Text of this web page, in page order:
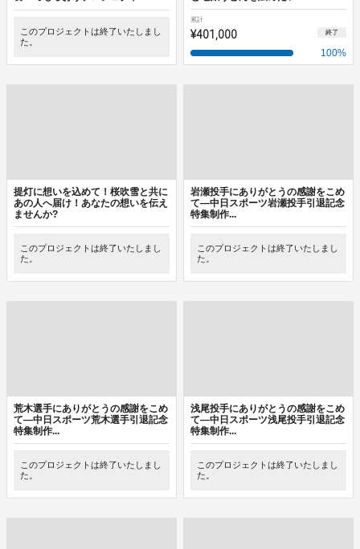
このプロジェクトは終了いたしまし
た。
累計
¥401,000 終了
100%
提灯に想いを込めて！桜吹雪と共に
あの人へ届け！あなたの想いを伝え
ませんか?
このプロジェクトは終了いたしまし
た。
岩瀬投手にありがとうの感謝をこめ
て―中日スポーツ岩瀬投手引退記念
特集制作...
このプロジェクトは終了いたしまし
た。
荒木選手にありがとうの感謝をこめ
て―中日スポーツ荒木選手引退記念
特集制作...
このプロジェクトは終了いたしまし
た。
浅尾投手にありがとうの感謝をこめ
て―中日スポーツ浅尾投手引退記念
特集制作...
このプロジェクトは終了いたしまし
た。